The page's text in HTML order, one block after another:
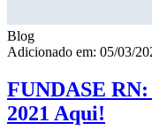
Blog
Adicionado em: 05/03/
FUNDASE
2021 Aqui!